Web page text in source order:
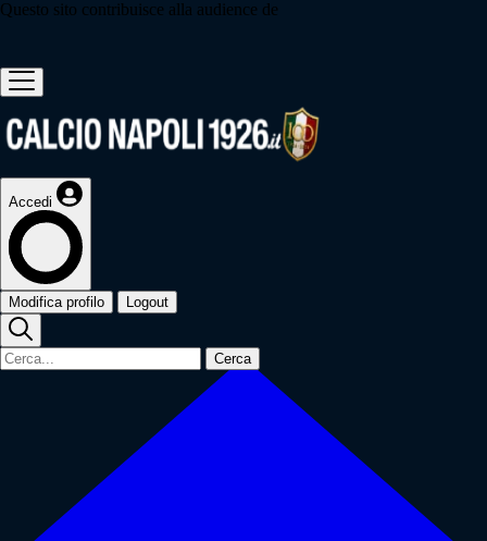
Questo sito contribuisce alla audience de
Accedi
Modifica profilo Logout
Cerca